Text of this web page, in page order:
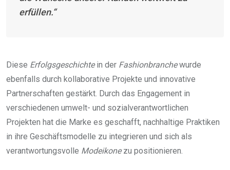
erfüllen.“
Diese Erfolgsgeschichtein der Fashionbranchewurde
ebenfalls durch kollaborative Projekte und innovative
Partnerschaften gestärkt. Durch das Engagement in
verschiedenen umwelt- und sozialverantwortlichen
Projekten hat die Marke es geschafft, nachhaltige Praktiken
in ihre Geschäftsmodelle zu integrieren und sich als
verantwortungsvolle Modeikonezu positionieren.